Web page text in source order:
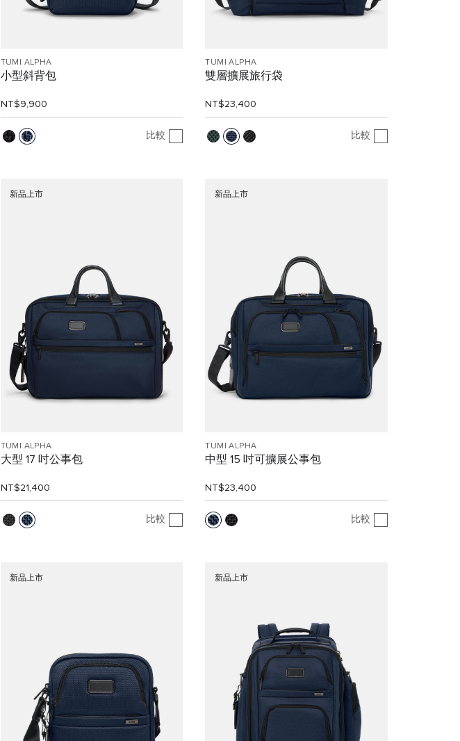
TUMI ALPHA
小型斜背包
NT$9,900
比較
TUMI ALPHA
雙層擴展旅行袋
NT$23,400
比較
新品上市
TUMI ALPHA
大型 17 吋公事包
NT$21,400
比較
新品上市
TUMI ALPHA
中型 15 吋可擴展公事包
NT$23,400
比較
新品上市 新品上市